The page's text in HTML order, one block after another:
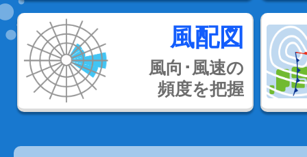
風配図
風向･風速の
頻度を把握